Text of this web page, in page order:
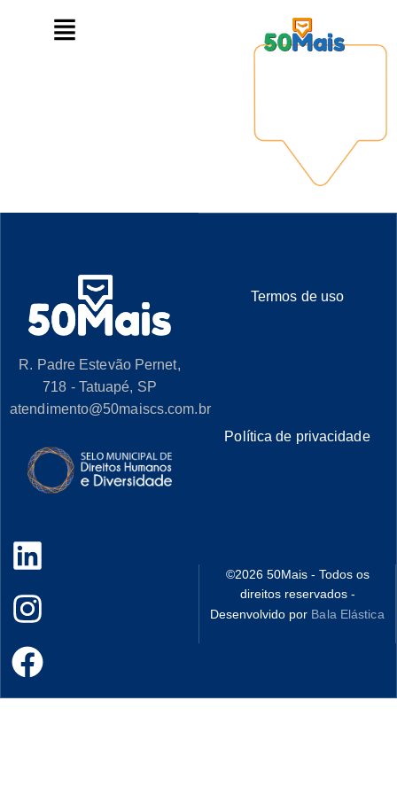
R. Padre Estevão Pernet,
718 - Tatuapé, SP
atendimento@50maiscs.com.br
Termos de uso
©202650Mais - Todos os
direitos reservados -
Desenvolvido por Bala Elástica
Política de privacidade